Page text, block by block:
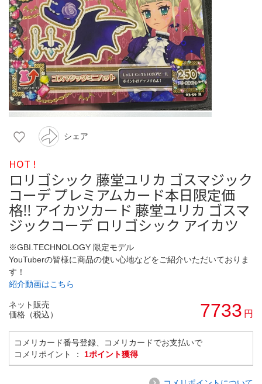
シェア
HOT !
ロリゴシック 藤堂ユリカ ゴスマジック
コーデ プレミアムカード本日限定価
格‼️ アイカツカード 藤堂ユリカ ゴスマ
ジックコーデ ロリゴシック アイカツ
※GBI.TECHNOLOGY 限定モデル
YouTuberの皆様に商品の使い心地などをご紹介いただいておりま
す！
紹介動画はこちら
ネット販売
価格（税込）
7733 円
コメリカード番号登録、コメリカードでお支払いで
コメリポイント ： 1ポイント獲得